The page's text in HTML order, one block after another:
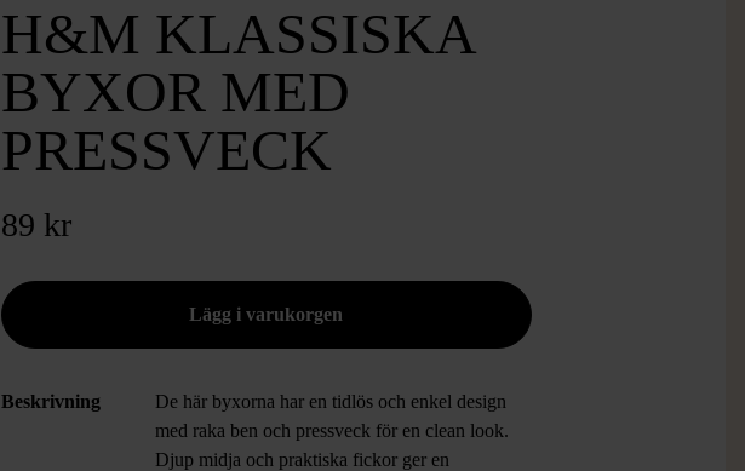
H&M KLASSISKA
BYXOR MED
PRESSVECK
89 kr
Beskrivning
De här byxorna har en tidlös och enkel design
med raka ben och pressveck för en clean look.
Djup midja och praktiska fickor ger en